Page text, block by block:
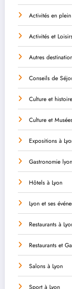
Activités en
Activités et
Autres
Conseils de
Culture et
Culture et
Expositions à
Gastronomie
Hôtels à Lyon
Lyon et ses
Restaurants à
Restaurants et
Salons à Lyon
Sport à Lyon